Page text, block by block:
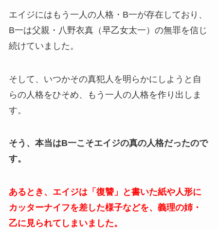
エイジにはもう一人の人格・B一が存在しており、
B一は父親・八野衣真（早乙女太一）の無罪を信じ
続けていました。
そして、いつかその真犯人を明らかにしようと自
らの人格をひそめ、もう一人の人格を作り出しま
す。
そう、本当はB一こそエイジの真の人格だったので
す。
あるとき、エイジは「復讐」と書いた紙や人形に
カッターナイフを差した様子などを、義理の姉・
乙に見られてしまいました。